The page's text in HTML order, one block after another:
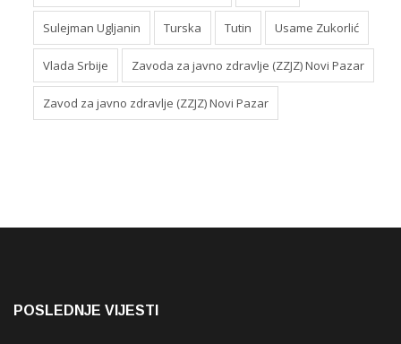
Sulejman Ugljanin Turska Tutin Usame Zukorlić
Vlada Srbije Zavoda za javno zdravlje (ZZJZ) Novi Pazar
Zavod za javno zdravlje (ZZJZ) Novi Pazar
POSLEDNJE VIJESTI